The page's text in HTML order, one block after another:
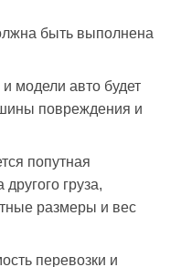
быть выполнена
модели авто будет
повреждения и
попутная
груза,
размеры и вес
перевозки и